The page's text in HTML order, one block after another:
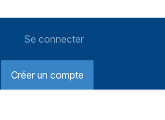
Se connecter
Créer un compte